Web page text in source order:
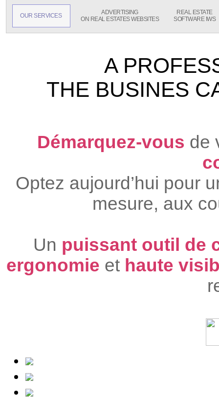
OUR SERVICES
ADVERTISING
ON REAL ESTATES WEBSITES
REAL ESTATE
SOFTWARE IWS
A
THE BUSINES
Démarquez-vous de
Optez aujourd’hui pour
mesure, aux
Un puissant outil de
ergonomie et haute